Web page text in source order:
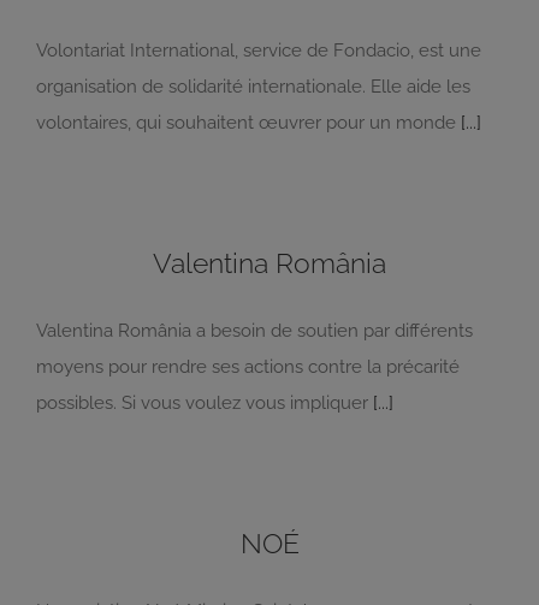
Volontariat International, service de Fondacio, est une
organisation de solidarité internationale. Elle aide les
volontaires, qui souhaitent œuvrer pour un monde [...]
Valentina România
Valentina România a besoin de soutien par différents
moyens pour rendre ses actions contre la précarité
possibles. Si vous voulez vous impliquer [...]
NOÉ